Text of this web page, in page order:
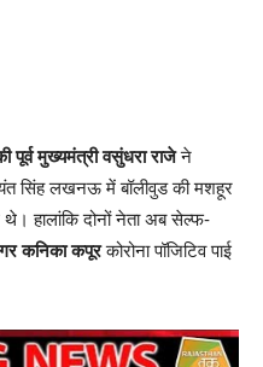
मुख्यमंत्री वसुंधरा राजेने
सिंह लखनऊ में बॉलीवुड की मशहूर
थे। हालांकि दोनों नेता अब सेल्फ-
कनिका कपूरकोरोना पॉजिटिव पाई